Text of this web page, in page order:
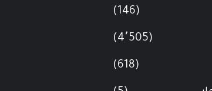
(146)
(4٬505)
(618)